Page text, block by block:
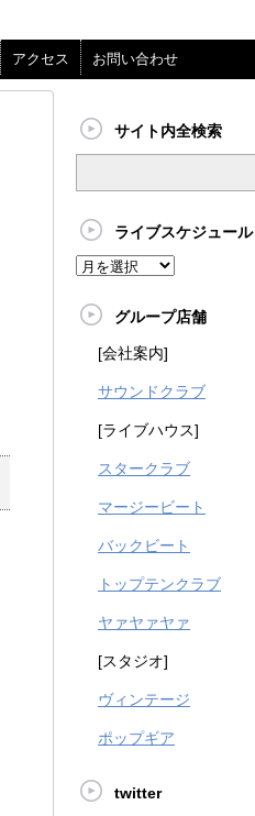
アクセス お問い合わせ
サイト内全検索
ライブスケジュール
グループ店舗
[会社案内]
サウンドクラブ
[ライブハウス]
スタークラブ
マージービート
バックビート
トップテンクラブ
ヤァヤァヤァ
[スタジオ]
ヴィンテージ
ポップギア
twitter